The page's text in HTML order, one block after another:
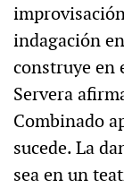
indagación
construye en
Servera
Combinado
sucede. La
sea en un